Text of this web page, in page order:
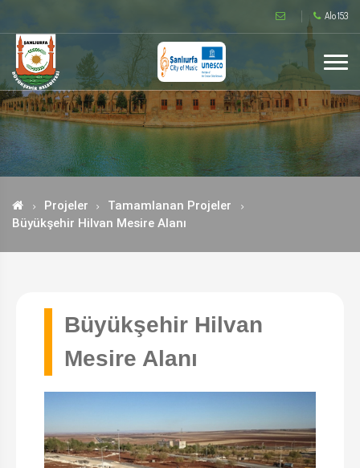
Alo 153
Projeler
Tamamlanan Projeler
Büyükşehir Hilvan Mesire Alanı
Büyükşehir Hilvan
Mesire Alanı